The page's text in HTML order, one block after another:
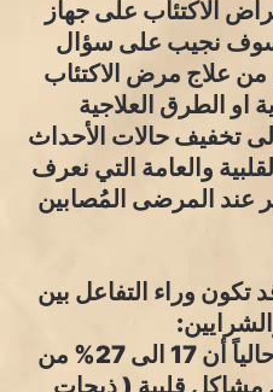
الاكتئاب على جهاز
وسوف نجيب على سؤال
علاج مرض الاكتئاب
او الطرق العلاجية
تخفيف حالات الأحداث
والعامة التي نعرف
عند المرضى المُصابين
تكون وراء التفاعل بين
تقول الدراسات المتوفرة حالياً أن 17 الى 27% من
مشاكل قلبية ( ذبحات